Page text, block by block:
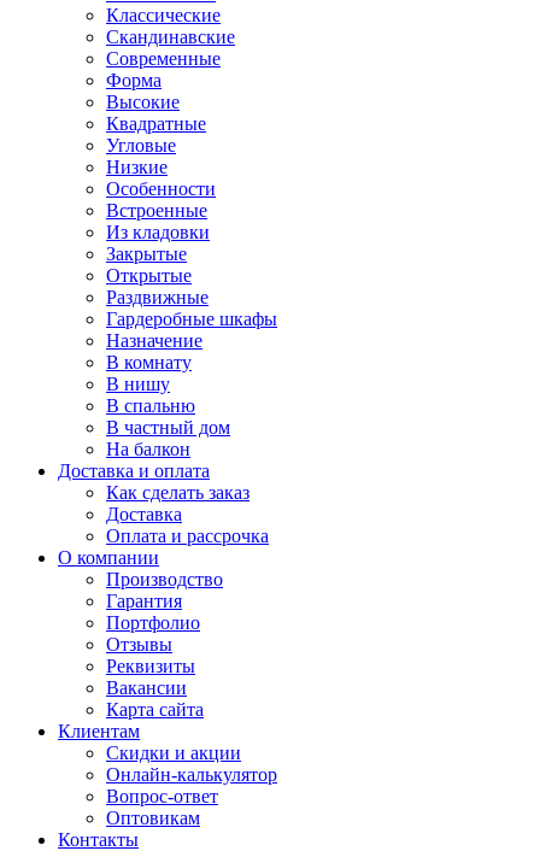
Классические
Скандинавские
Современные
Форма
Высокие
Квадратные
Угловые
Низкие
Особенности
Встроенные
Из кладовки
Закрытые
Открытые
Раздвижные
Гардеробные шкафы
Назначение
В комнату
В нишу
В спальню
В частный дом
На балкон
Доставка и оплата
Как сделать заказ
Доставка
Оплата и рассрочка
О компании
Производство
Гарантия
Портфолио
Отзывы
Реквизиты
Вакансии
Карта сайта
Клиентам
Скидки и акции
Онлайн-калькулятор
Вопрос-ответ
Оптовикам
Контакты